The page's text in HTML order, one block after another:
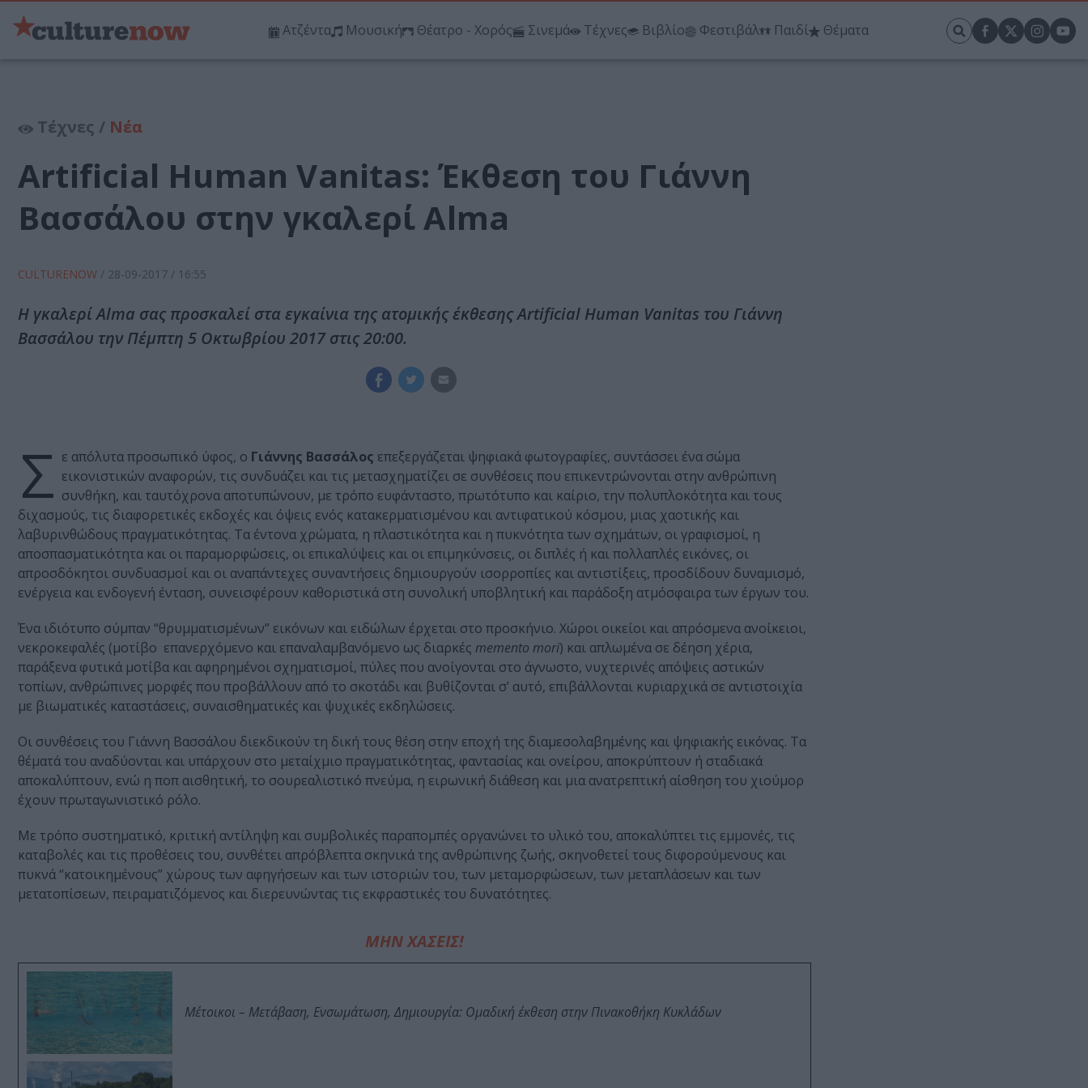
Ατζέντα Μουσική Θέατρο - Χορός Σινεμά Τέχνες Βιβλίο Φεστιβάλ Παιδί Θέματα
Τέχνες / Νέα
Artificial Human Vanitas: Έκθεση του Γιάννη
Βασσάλου στην γκαλερί Alma
CULTURENOW / 28-09-2017 / 16:55
H γκαλερί Alma σας προσκαλεί στα εγκαίνια της ατομικής έκθεσης Artificial Human Vanitas του Γιάννη
Βασσάλου την Πέμπτη 5 Οκτωβρίου 2017 στις 20:00.
Σ ε απόλυτα προσωπικό ύφος, ο Γιάννης Βασσάλος επεξεργάζεται ψηφιακά φωτογραφίες, συντάσσει ένα σώμα
εικονιστικών αναφορών, τις συνδυάζει και τις μετασχηματίζει σε συνθέσεις που επικεντρώνονται στην ανθρώπινη
συνθήκη, και ταυτόχρονα αποτυπώνουν, με τρόπο ευφάνταστο, πρωτότυπο και καίριο, την πολυπλοκότητα και τους
διχασμούς, τις διαφορετικές εκδοχές και όψεις ενός κατακερματισμένου και αντιφατικού κόσμου, μιας χαοτικής και
λαβυρινθώδους πραγματικότητας. Τα έντονα χρώματα, η πλαστικότητα και η πυκνότητα των σχημάτων, οι γραφισμοί, η
αποσπασματικότητα και οι παραμορφώσεις, οι επικαλύψεις και οι επιμηκύνσεις, οι διπλές ή και πολλαπλές εικόνες, οι
απροσδόκητοι συνδυασμοί και οι αναπάντεχες συναντήσεις δημιουργούν ισορροπίες και αντιστίξεις, προσδίδουν δυναμισμό,
ενέργεια και ενδογενή ένταση, συνεισφέρουν καθοριστικά στη συνολική υποβλητική και παράδοξη ατμόσφαιρα των έργων του.
Ένα ιδιότυπο σύμπαν “θρυμματισμένων” εικόνων και ειδώλων έρχεται στο προσκήνιο. Χώροι οικείοι και απρόσμενα ανοίκειοι,
νεκροκεφαλές (μοτίβο επανερχόμενο και επαναλαμβανόμενο ως διαρκές memento mori) και απλωμένα σε δέηση χέρια,
παράξενα φυτικά μοτίβα και αφηρημένοι σχηματισμοί, πύλες που ανοίγονται στο άγνωστο, νυχτερινές απόψεις αστικών
τοπίων, ανθρώπινες μορφές που προβάλλουν από το σκοτάδι και βυθίζονται σ’ αυτό, επιβάλλονται κυριαρχικά σε αντιστοιχία
με βιωματικές καταστάσεις, συναισθηματικές και ψυχικές εκδηλώσεις.
Οι συνθέσεις του Γιάννη Βασσάλου διεκδικούν τη δική τους θέση στην εποχή της διαμεσολαβημένης και ψηφιακής εικόνας. Τα
θέματά του αναδύονται και υπάρχουν στο μεταίχμιο πραγματικότητας, φαντασίας και ονείρου, αποκρύπτουν ή σταδιακά
αποκαλύπτουν, ενώ η ποπ αισθητική, το σουρεαλιστικό πνεύμα, η ειρωνική διάθεση και μια ανατρεπτική αίσθηση του χιούμορ
έχουν πρωταγωνιστικό ρόλο.
Με τρόπο συστηματικό, κριτική αντίληψη και συμβολικές παραπομπές οργανώνει το υλικό του, αποκαλύπτει τις εμμονές, τις
καταβολές και τις προθέσεις του, συνθέτει απρόβλεπτα σκηνικά της ανθρώπινης ζωής, σκηνοθετεί τους διφορούμενους και
πυκνά “κατοικημένους” χώρους των αφηγήσεων και των ιστοριών του, των μεταμορφώσεων, των μεταπλάσεων και των
μετατοπίσεων, πειραματιζόμενος και διερευνώντας τις εκφραστικές του δυνατότητες.
ΜΗΝ ΧΑΣΕΙΣ!
Μέτοικοι – Μετάβαση, Ενσωμάτωση, Δημιουργία: Ομαδική έκθεση στην Πινακοθήκη Κυκλάδων